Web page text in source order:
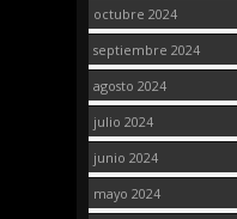
octubre 2024
septiembre 2024
agosto 2024
julio 2024
junio 2024
mayo 2024